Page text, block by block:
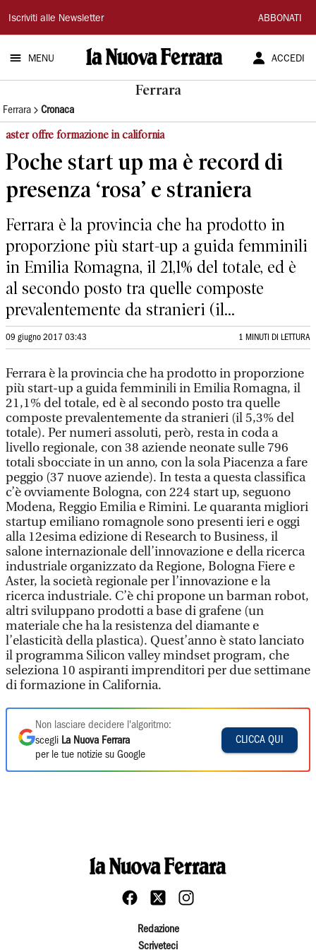
La
Nuova
Ferrara
Iscriviti alle Newsletter ABBONATI
MENU ACCEDI
Ferrara
Ferrara Cronaca
aster offre formazione in california
Poche start up ma è record di
presenza ‘rosa’ e straniera
Ferrara è la provincia che ha prodotto in
proporzione più start-up a guida femminili
in Emilia Romagna, il 21,1% del totale, ed è
al secondo posto tra quelle composte
prevalentemente da stranieri (il...
09 giugno 2017 03:43 1 MINUTI DI LETTURA
Ferrara è la provincia che ha prodotto in proporzione
più start-up a guida femminili in Emilia Romagna, il
21,1% del totale, ed è al secondo posto tra quelle
composte prevalentemente da stranieri (il 5,3% del
totale). Per numeri assoluti, però, resta in coda a
livello regionale, con 38 aziende neonate sulle 796
totali sbocciate in un anno, con la sola Piacenza a fare
peggio (37 nuove aziende). In testa a questa classifica
c’è ovviamente Bologna, con 224 start up, seguono
Modena, Reggio Emilia e Rimini. Le quaranta migliori
startup emiliano romagnole sono presenti ieri e oggi
alla 12esima edizione di Research to Business, il
salone internazionale dell’innovazione e della ricerca
industriale organizzato da Regione, Bologna Fiere e
Aster, la società regionale per l’innovazione e la
ricerca industriale. C’è chi propone un barman robot,
altri sviluppano prodotti a base di grafene (un
materiale che ha la resistenza del diamante e
l’elasticità della plastica). Quest’anno è stato lanciato
il programma Silicon valley mindset program, che
seleziona 10 aspiranti imprenditori per due settimane
di formazione in California.
Non lasciare decidere l'algoritmo:
scegli La Nuova Ferrara
per le tue notizie su Google
CLICCA QUI
Redazione
Scriveteci